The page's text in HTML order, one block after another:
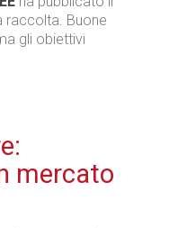
raccolta. Buone
gli obiettivi
mercato